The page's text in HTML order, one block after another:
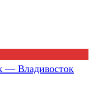
— Владивосток